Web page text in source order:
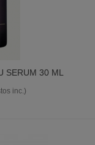
SERUM 30 ML
inc.)